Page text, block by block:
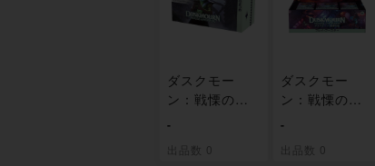
ダスクモー
ン：戦慄の館
-
出品数 0
ダスクモー
ン：戦慄の館
未開封BOX
-
出品数 0